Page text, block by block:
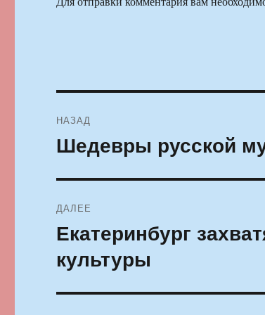
по
НАЗАД
Предыдущая
запись:
Шедевры русской
ДАЛЕЕ
Следующая
Екатеринбург
культуры